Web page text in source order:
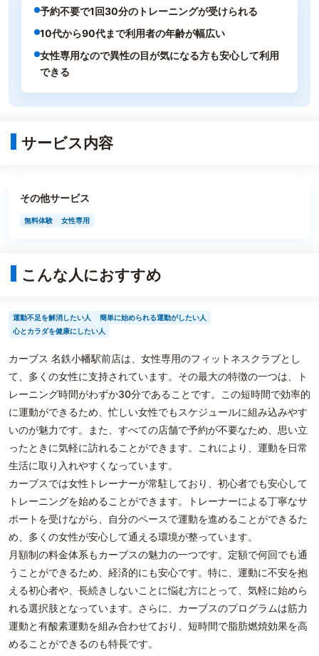
予約不要で1回30分のトレーニングが受けられる
10代から90代まで利用者の年齢が幅広い
女性専用なので異性の目が気になる方も安心して利用
できる
サービス内容
その他サービス
無料体験 女性専用
こんな人におすすめ
運動不足を解消したい人
簡単に始められる運動がしたい人
心とカラダを健康にしたい人
カーブス 名鉄小幡駅前店は、女性専用のフィットネスクラブとし
て、多くの女性に支持されています。その最大の特徴の一つは、ト
レーニング時間がわずか30分であることです。この短時間で効率的
に運動ができるため、忙しい女性でもスケジュールに組み込みやす
いのが魅力です。また、すべての店舗で予約が不要なため、思い立
ったときに気軽に訪れることができます。これにより、運動を日常
生活に取り入れやすくなっています。
カーブスでは女性トレーナーが常駐しており、初心者でも安心して
トレーニングを始めることができます。トレーナーによる丁寧なサ
ポートを受けながら、自分のペースで運動を進めることができるた
め、多くの女性が安心して通える環境が整っています。
月額制の料金体系もカーブスの魅力の一つです。定額で何回でも通
うことができるため、経済的にも安心です。特に、運動に不安を抱
える初心者や、長続きしないことに悩む方にとって、気軽に始めら
れる選択肢となっています。さらに、カーブスのプログラムは筋力
運動と有酸素運動を組み合わせており、短時間で脂肪燃焼効果を高
めることができるのも特長です。